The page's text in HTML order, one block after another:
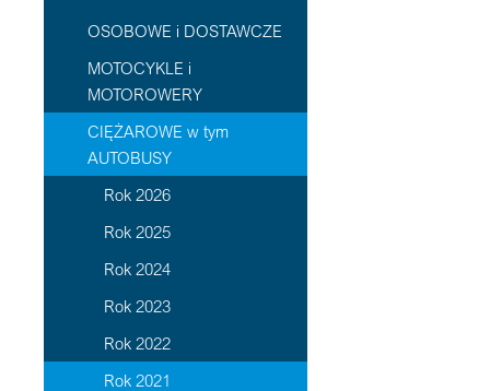
OSOBOWE i DOSTAWCZE
MOTOCYKLE i
MOTOROWERY
CIĘŻAROWE w tym
AUTOBUSY
Rok 2026
Rok 2025
Rok 2024
Rok 2023
Rok 2022
Rok 2021